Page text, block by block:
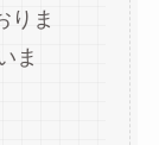
りま
ま